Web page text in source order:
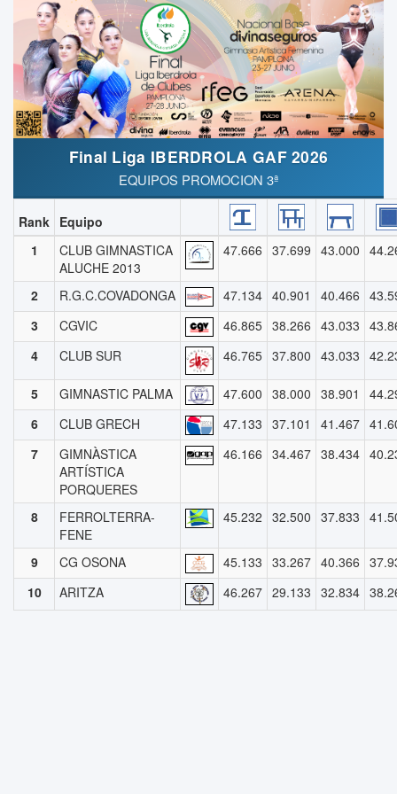
Final Liga IBERDROLA GAF 2026
EQUIPOS PROMOCION 3ª
Rank Equipo
1
CLUB GIMNASTICA
ALUCHE 2013
47.666 37.699 43.000
2 R.G.C.COVADONGA 47.134 40.901 40.466
3
CGVIC 46.865 38.266 43.033
4
CLUB SUR 46.765 37.800 43.033
5 GIMNASTIC PALMA 47.600 38.000 38.901
6
CLUB GRECH 47.133 37.101 41.467
7
GIMNÀSTICA
ARTÍSTICA
PORQUERES
46.166 34.467 38.434
8
FERROLTERRA-
FENE
45.232 32.500 37.833
9 CG OSONA 45.133 33.267 40.366
10
ARITZA 46.267 29.133 32.834